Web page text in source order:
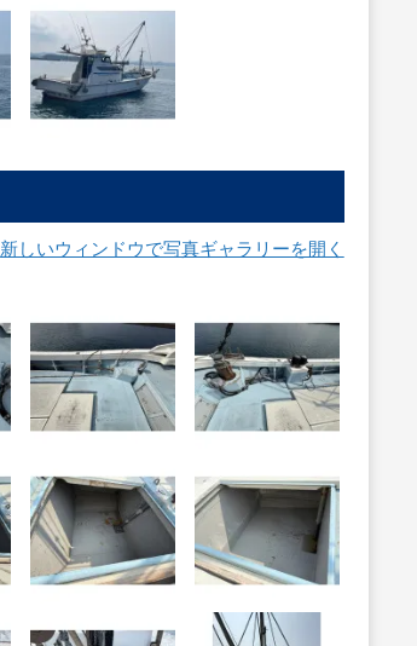
新しいウィンドウで写真ギャラリーを開く